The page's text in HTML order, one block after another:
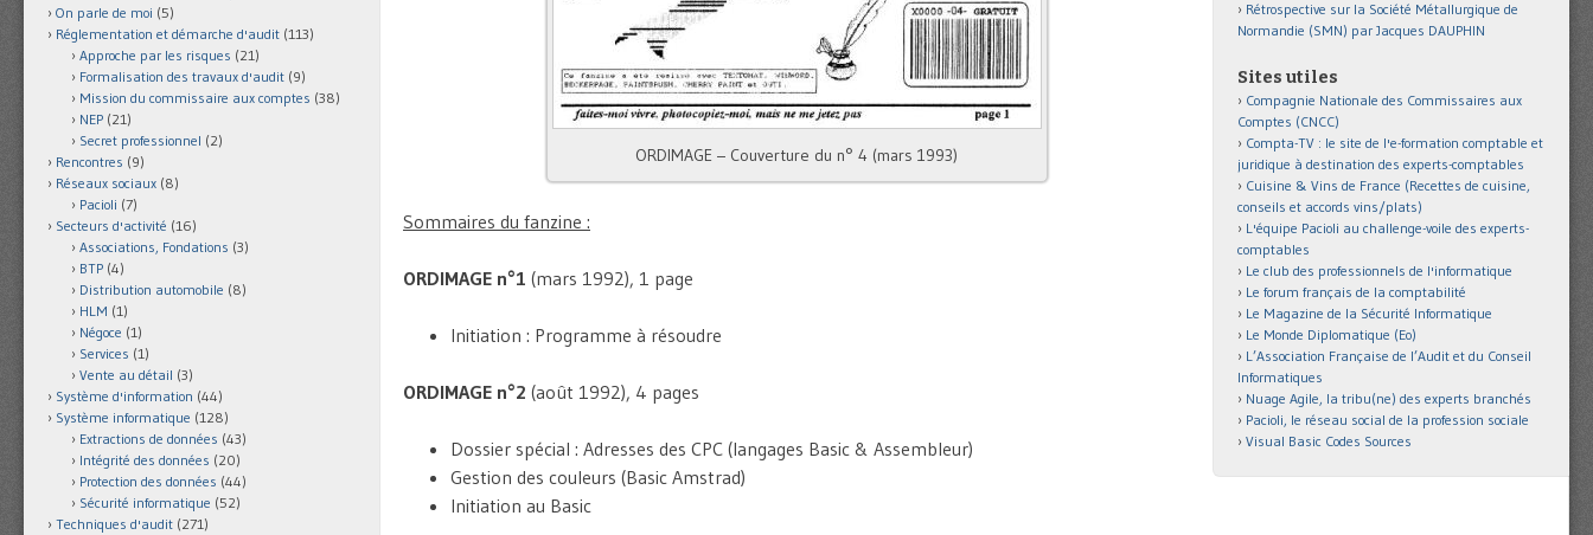
ORDIMAGE – Couverture du n° 4 (mars 1993)
Sommaires du fanzine :
ORDIMAGE n°1 (mars 1992), 1 page
Initiation : Programme à résoudre
ORDIMAGE n°2 (août 1992), 4 pages
Dossier spécial : Adresses des CPC (langages Basic & Assembleur)
Gestion des couleurs (Basic Amstrad)
Initiation au Basic
On parle de moi (5)
Réglementation et démarche d'audit (113)
Approche par les risques (21)
Formalisation des travaux d'audit (9)
Mission du commissaire aux comptes (38)
NEP (21)
Secret professionnel (2)
Rencontres (9)
Réseaux sociaux (8)
Pacioli (7)
Secteurs d'activité (16)
Associations, Fondations (3)
BTP (4)
Distribution automobile (8)
HLM (1)
Négoce (1)
Services (1)
Vente au détail (3)
Système d'information (44)
Système informatique (128)
Extractions de données (43)
Intégrité des données (20)
Protection des données (44)
Sécurité informatique (52)
Techniques d'audit (271)
Rétrospective sur la Société Métallurgique de
Normandie (SMN) par Jacques DAUPHIN
Sites utiles
Compagnie Nationale des Commissaires aux
Comptes (CNCC)
Compta-TV : le site de l'e-formation comptable et
juridique à destination des experts-comptables
Cuisine & Vins de France (Recettes de cuisine,
conseils et accords vins/plats)
L'équipe Pacioli au challenge-voile des experts-
comptables
Le club des professionnels de l'informatique
Le forum français de la comptabilité
Le Magazine de la Sécurité Informatique
Le Monde Diplomatique (Eo)
L’Association Française de l’Audit et du Conseil
Informatiques
Nuage Agile, la tribu(ne) des experts branchés
Pacioli, le réseau social de la profession sociale
Visual Basic Codes Sources